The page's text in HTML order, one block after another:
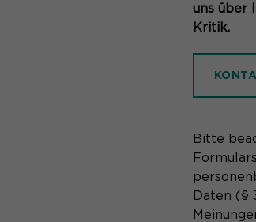
uns über
Kritik.
Bitte
Daten (§